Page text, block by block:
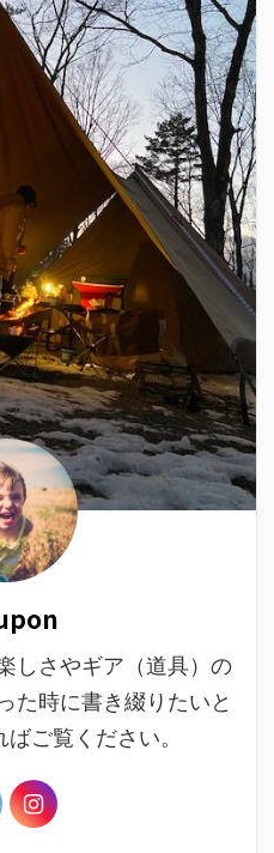
しさやギア（道具）の
た時に書き綴りたいと
ご覧ください。